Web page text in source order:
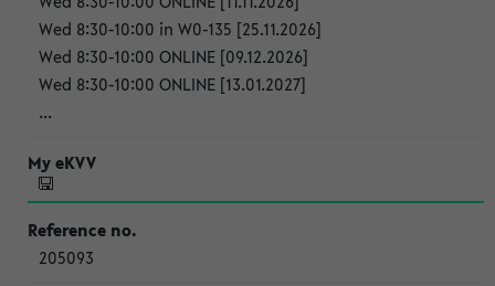
Wed 8:30-10:00 in W0-135 [25.11.2026]
Wed 8:30-10:00 ONLINE [09.12.2026]
Wed 8:30-10:00 ONLINE [13.01.2027]
...
205093